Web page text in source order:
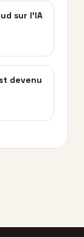
sur l’IA
devenu